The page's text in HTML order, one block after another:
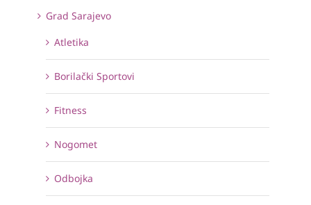
Grad Sarajevo
Atletika
Borilački Sportovi
Fitness
Nogomet
Odbojka